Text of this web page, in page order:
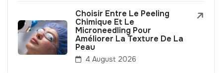
Choisir Entre Le Peeling
Chimique Et Le
Microneedling Pour
Améliorer La Texture De La
Peau
4 August 2026